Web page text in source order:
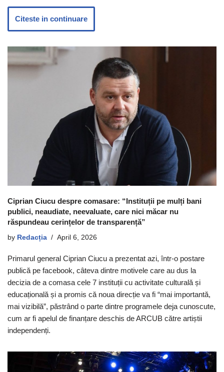
Citeste in continuare
Ciprian Ciucu despre comasare: “Instituții pe mulți bani
publici, neaudiate, neevaluate, care nici măcar nu
răspundeau cerințelor de transparență”
by Redacția April 6, 2026
Primarul general Ciprian Ciucu a prezentat azi, într-o postare
publică pe facebook, câteva dintre motivele care au dus la
decizia de a comasa cele 7 instituții cu activitate culturală și
educațională și a promis că noua direcție va fi “mai importantă,
mai vizibilă”, păstrând o parte dintre programele deja cunoscute,
cum ar fi apelul de finanțare deschis de ARCUB către artiștii
independenți.